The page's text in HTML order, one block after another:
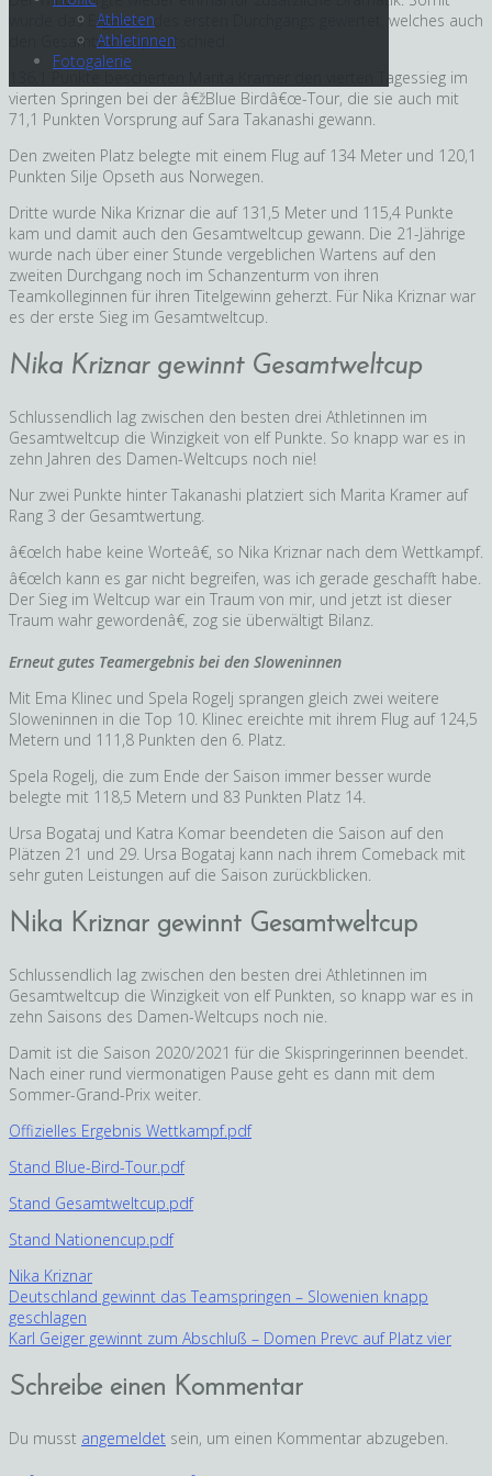
Athleten
Athletinnen
Fotogalerie
wurde das Ergebnis des ersten Durchgangs gewertet, welches auch
den Gesamtweltcup entschied.
136,1 Punkte bescherten Marita Kramer den vierten Tagessieg im
vierten Springen bei der â€žBlue Birdâ€œ-Tour, die sie auch mit
71,1 Punkten Vorsprung auf Sara Takanashi gewann.
Den zweiten Platz belegte mit einem Flug auf 134 Meter und 120,1
Punkten Silje Opseth aus Norwegen.
Dritte wurde Nika Kriznar die auf 131,5 Meter und 115,4 Punkte
kam und damit auch den Gesamtweltcup gewann. Die 21-Jährige
wurde nach über einer Stunde vergeblichen Wartens auf den
zweiten Durchgang noch im Schanzenturm von ihren
Teamkolleginnen für ihren Titelgewinn geherzt. Für Nika Kriznar war
es der erste Sieg im Gesamtweltcup.
Nika Kriznar gewinnt Gesamtweltcup
Schlussendlich lag zwischen den besten drei Athletinnen im
Gesamtweltcup die Winzigkeit von elf Punkte. So knapp war es in
zehn Jahren des Damen-Weltcups noch nie!
Nur zwei Punkte hinter Takanashi platziert sich Marita Kramer auf
Rang 3 der Gesamtwertung.
â€œIch habe keine Worteâ€, so Nika Kriznar nach dem Wettkampf.
â€œIch kann es gar nicht begreifen, was ich gerade geschafft habe.
Der Sieg im Weltcup war ein Traum von mir, und jetzt ist dieser
Traum wahr gewordenâ€, zog sie überwältigt Bilanz.
Erneut gutes Teamergebnis bei den Sloweninnen
Mit Ema Klinec und Spela Rogelj sprangen gleich zwei weitere
Sloweninnen in die Top 10. Klinec ereichte mit ihrem Flug auf 124,5
Metern und 111,8 Punkten den 6. Platz.
Spela Rogelj, die zum Ende der Saison immer besser wurde
belegte mit 118,5 Metern und 83 Punkten Platz 14.
Ursa Bogataj und Katra Komar beendeten die Saison auf den
Plätzen 21 und 29. Ursa Bogataj kann nach ihrem Comeback mit
sehr guten Leistungen auf die Saison zurückblicken.
Nika Kriznar gewinnt Gesamtweltcup
Schlussendlich lag zwischen den besten drei Athletinnen im
Gesamtweltcup die Winzigkeit von elf Punkten, so knapp war es in
zehn Saisons des Damen-Weltcups noch nie.
Damit ist die Saison 2020/2021 für die Skispringerinnen beendet.
Nach einer rund viermonatigen Pause geht es dann mit dem
Sommer-Grand-Prix weiter.
Offizielles Ergebnis Wettkampf.pdf
Stand Blue-Bird-Tour.pdf
Stand Gesamtweltcup.pdf
Stand Nationencup.pdf
Nika Kriznar
Beitragsnavigation
Deutschland gewinnt das Teamspringen – Slowenien knapp
geschlagen
Karl Geiger gewinnt zum Abschluß – Domen Prevc auf Platz vier
Schreibe einen Kommentar
Du musst angemeldet sein, um einen Kommentar abzugeben.